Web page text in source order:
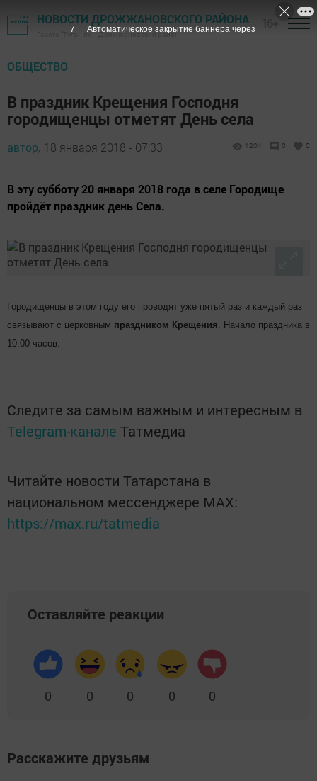
НОВОСТИ ДРОЖЖАНОВСКОГО РАЙОНА
Газета "Туган як" - Дрожжановский район
ОБЩЕСТВО
В праздник Крещения Господня
городищенцы отметят День села
автор, 18 января 2018 - 07:33 1204 0 0
В эту субботу 20 января 2018 года в селе Городище
пройдёт праздник день Села.
Городищенцы в этом году его проводят уже пятый раз и каждый раз
связывают с церковным праздником Крещения. Начало праздника в
10.00 часов.
Следите за самым важным и интересным в
Telegram-канале Татмедиа
Читайте новости Татарстана в
национальном мессенджере MАХ:
https://max.ru/tatmedia
Оставляйте реакции
0 0 0 0 0
Расскажите друзьям
6 Автоматическое закрытие баннера через